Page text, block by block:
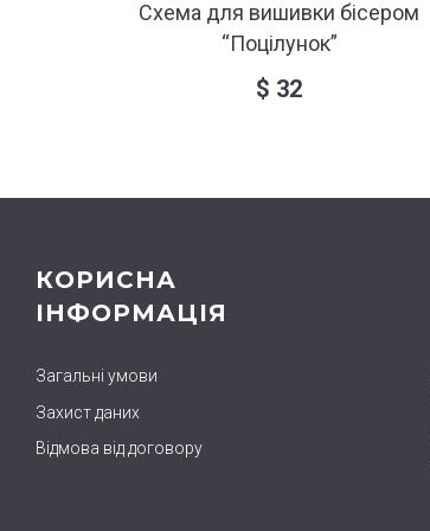
Схема для вишивки бісером
“Поцілунок”
$ 32
КОРИСНА
ІНФОРМАЦІЯ
Загальні умови
Захист даних
Відмова від договору